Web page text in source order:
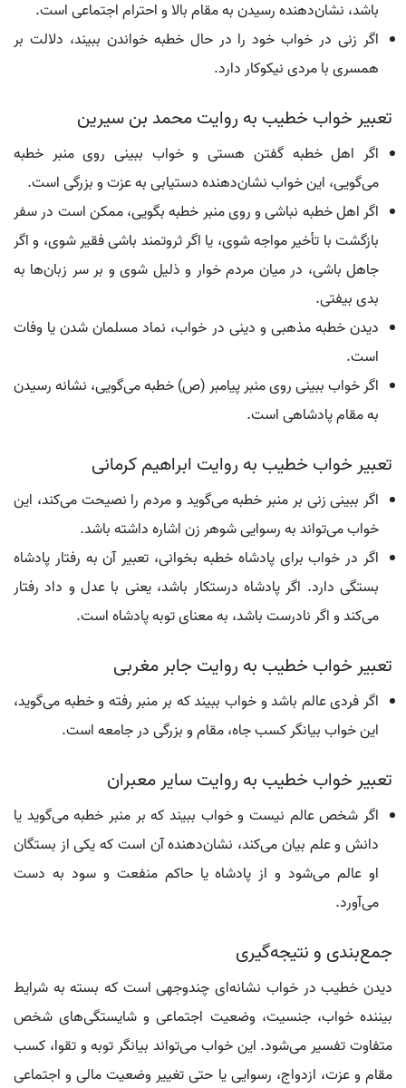
باشد، نشان‌دهنده رسیدن به مقام بالا و احترام اجتماعی است.
اگر زنی در خواب خود را در حال خطبه خواندن ببیند، دلالت بر
همسری با مردی نیکوکار دارد.
تعبیر خواب خطیب به روایت محمد بن سیرین
اگر اهل خطبه گفتن هستی و خواب ببینی روی منبر خطبه
می‌گویی، این خواب نشان‌دهنده دستیابی به عزت و بزرگی است.
اگر اهل خطبه نباشی و روی منبر خطبه بگویی، ممکن است در سفر
بازگشت با تأخیر مواجه شوی، یا اگر ثروتمند باشی فقیر شوی، و اگر
جاهل باشی، در میان مردم خوار و ذلیل شوی و بر سر زبان‌ها به
بدی بیفتی.
دیدن خطبه مذهبی و دینی در خواب، نماد مسلمان شدن یا وفات
است.
اگر خواب ببینی روی منبر پیامبر (ص) خطبه می‌گویی، نشانه رسیدن
به مقام پادشاهی است.
تعبیر خواب خطیب به روایت ابراهیم کرمانی
اگر ببینی زنی بر منبر خطبه می‌گوید و مردم را نصیحت می‌کند، این
خواب می‌تواند به رسوایی شوهر زن اشاره داشته باشد.
اگر در خواب برای پادشاه خطبه بخوانی، تعبیر آن به رفتار پادشاه
بستگی دارد. اگر پادشاه درستکار باشد، یعنی با عدل و داد رفتار
می‌کند و اگر نادرست باشد، به معنای توبه پادشاه است.
تعبیر خواب خطیب به روایت جابر مغربی
اگر فردی عالم باشد و خواب ببیند که بر منبر رفته و خطبه می‌گوید،
این خواب بیانگر کسب جاه، مقام و بزرگی در جامعه است.
تعبیر خواب خطیب به روایت سایر معبران
اگر شخص عالم نیست و خواب ببیند که بر منبر خطبه می‌گوید یا
دانش و علم بیان می‌کند، نشان‌دهنده آن است که یکی از بستگان
او عالم می‌شود و از پادشاه یا حاکم منفعت و سود به دست
می‌آورد.
جمع‌بندی و نتیجه‌گیری
دیدن خطیب در خواب نشانه‌ای چندوجهی است که بسته به شرایط
بیننده خواب، جنسیت، وضعیت اجتماعی و شایستگی‌های شخص
متفاوت تفسیر می‌شود. این خواب می‌تواند بیانگر توبه و تقوا، کسب
مقام و عزت، ازدواج، رسوایی یا حتی تغییر وضعیت مالی و اجتماعی